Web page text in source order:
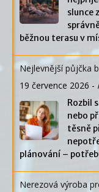
slunce
běžnou terasu v
Nejlevnější půjčka
19 července 2026 -
Rozbil
nebo
těsně
plánování –
Nerezová výroba